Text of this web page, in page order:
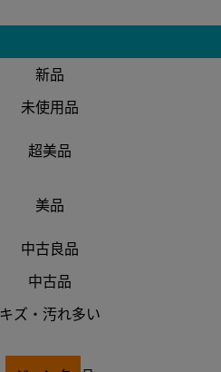
新品
未使用品
超美品
美品
中古良品
中古品
キズ・汚れ多い